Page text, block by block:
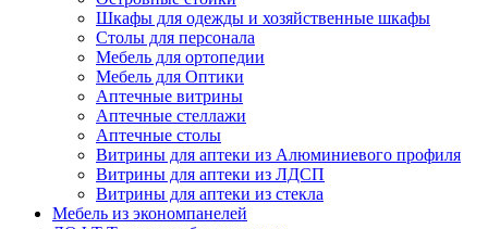
Шкафы для одежды и хозяйственные шкафы
Столы для персонала
Мебель для ортопедии
Мебель для Оптики
Аптечные витрины
Аптечные стеллажи
Аптечные столы
Витрины для аптеки из Алюминиевого профиля
Витрины для аптеки из ЛДСП
Витрины для аптеки из стекла
Мебель из экономпанелей